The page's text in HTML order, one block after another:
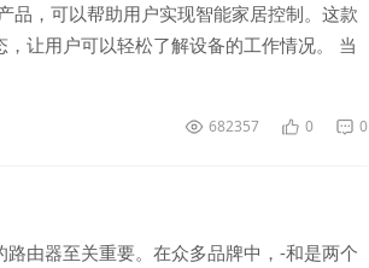
品，可以帮助用户实现智能家居控制。这款
让用户可以轻松了解设备的工作情况。 当
682357 0 0
由器至关重要。在众多品牌中，-和是两个